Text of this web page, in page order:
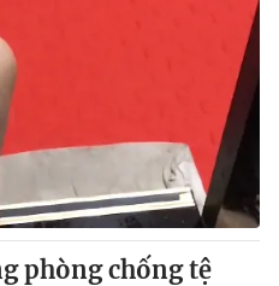
phòng chống tệ